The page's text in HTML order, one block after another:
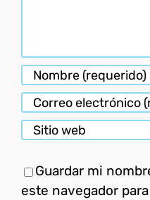
Guardar mi
este navegador